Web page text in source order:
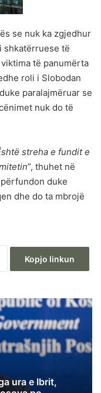
se nuk ka zgjedhur
shkatërruese të
të panumërta
roli i Slobodan
paralajmëruar se
nuk do të
streha e fundit e
”, thuhet në
duke
dhe do ta mbrojë
Kopjo linkun
ura e Ibrit,